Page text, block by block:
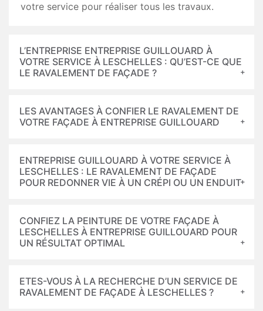
votre service pour réaliser tous les travaux.
L’ENTREPRISE ENTREPRISE GUILLOUARD À
VOTRE SERVICE À LESCHELLES : QU’EST-CE QUE
LE RAVALEMENT DE FAÇADE ?
LES AVANTAGES À CONFIER LE RAVALEMENT DE
VOTRE FAÇADE À ENTREPRISE GUILLOUARD
ENTREPRISE GUILLOUARD À VOTRE SERVICE À
LESCHELLES : LE RAVALEMENT DE FAÇADE
POUR REDONNER VIE À UN CRÉPI OU UN ENDUIT
CONFIEZ LA PEINTURE DE VOTRE FAÇADE À
LESCHELLES À ENTREPRISE GUILLOUARD POUR
UN RÉSULTAT OPTIMAL
ETES-VOUS À LA RECHERCHE D’UN SERVICE DE
RAVALEMENT DE FAÇADE À LESCHELLES ?